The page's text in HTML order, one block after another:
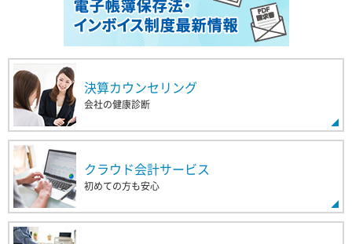
決算カウンセリング
会社の健康診断
クラウド会計サービス
初めての方も安心